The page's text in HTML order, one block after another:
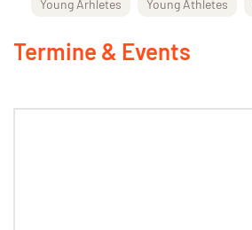
Young Arhletes Young Athletes
Termine & Events